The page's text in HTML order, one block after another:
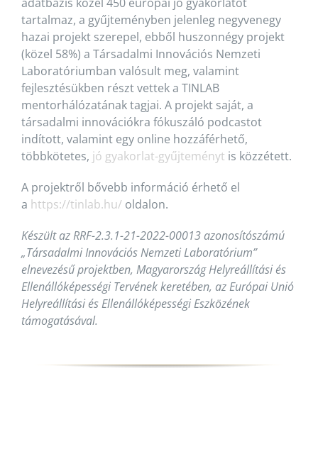
tartalmaz, a gyűjteményben jelenleg negyvenegy
hazai projekt szerepel, ebből huszonnégy projekt
(közel 58%) a Társadalmi Innovációs Nemzeti
Laboratóriumban valósult meg, valamint
fejlesztésükben részt vettek a TINLAB
mentorhálózatának tagjai. A projekt saját, a
társadalmi innovációkra fókuszáló podcastot
indított, valamint egy online hozzáférhető,
többkötetes, jó gyakorlat-gyűjteményt is közzétett.
A projektről bővebb információ érhető el
a https://tinlab.hu/oldalon.
Készült az RRF-2.3.1-21-2022-00013 azonosítószámú
„Társadalmi Innovációs Nemzeti Laboratórium”
elnevezésű projektben, Magyarország Helyreállítási és
Ellenállóképességi Tervének keretében, az Európai Unió
Helyreállítási és Ellenállóképességi Eszközének
támogatásával.